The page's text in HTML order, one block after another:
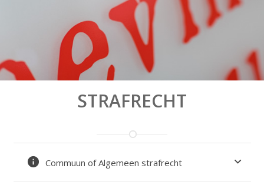
STRAFRECHT
info Commuun of Algemeen strafrecht